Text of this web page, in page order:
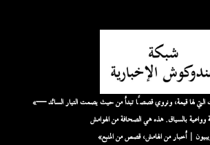
«نحن نُضخّم الأصوات التي لها قيمة، ونروي قصصًا تبدأ من حيث يصمت التيار السائد —